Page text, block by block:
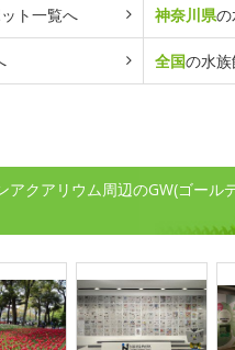
ト一覧へ 神奈川県の
全国の水
アクアリウム周辺のGW(ゴール